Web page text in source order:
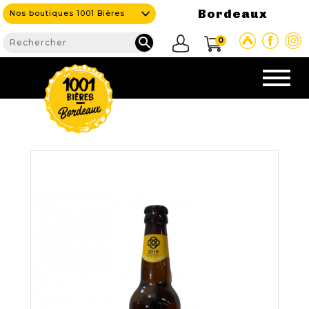
Nos boutiques 1001 Bières Bordeaux
 0

NOS PRODUITS
Nouveautés
Nos Bières